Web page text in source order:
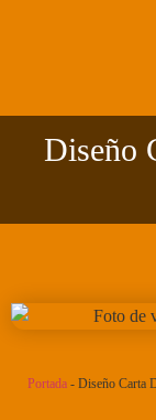
Diseño
Portada - Diseño Carta